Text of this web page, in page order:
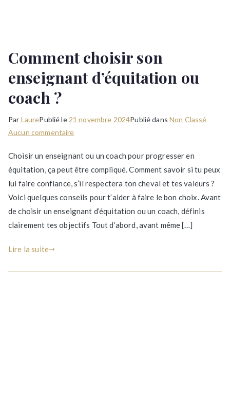
Comment choisir son
enseignant d’équitation ou
coach ?
Par LaurePublié le 21 novembre 2024Publié dansNon Classé
Aucun commentairesur
choisir
son
enseignant
d’équitation
ou
coach
Choisir un enseignant ou un coach pour progresser en
équitation, ça peut être compliqué. Comment savoir si tu peux
lui faire confiance, s’il respectera ton cheval et tes valeurs ?
Voici quelques conseils pour t’aider à faire le bon choix. Avant
de choisir un enseignant d’équitation ou un coach, définis
clairement tes objectifs Tout d’abord, avant même […]
Lire la suite